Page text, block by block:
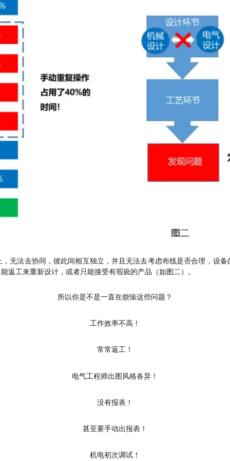
么值得信赖？
南
无法去协同，彼此间相互独立，并且无法去考虑布线是否合理，设
返工来重新设计，或者只能接受有瑕疵的产品（如图二）。
所以你是不是一直在烦恼这些问题？
工作效率不高！
常常返工！
电气工程师出图风格各异！
没有报表！
甚至要手动出报表！
机电初次调试！